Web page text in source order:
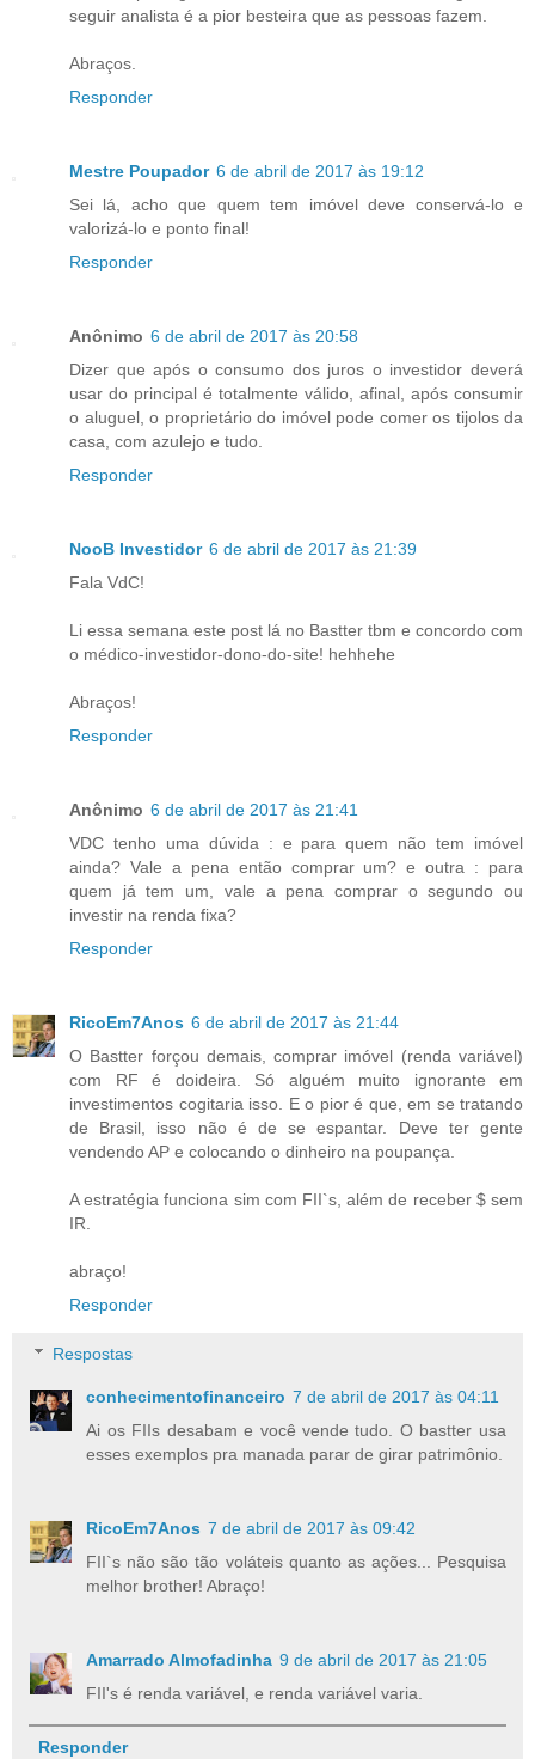
seguir analista é a pior besteira que as pessoas fazem.
Abraços.
Responder
Mestre Poupador 6 de abril de 2017 às 19:12
Sei lá, acho que quem tem imóvel deve conservá-lo e
valorizá-lo e ponto final!
Responder
Anônimo 6 de abril de 2017 às 20:58
Dizer que após o consumo dos juros o investidor deverá
usar do principal é totalmente válido, afinal, após consumir
o aluguel, o proprietário do imóvel pode comer os tijolos da
casa, com azulejo e tudo.
Responder
NooB Investidor 6 de abril de 2017 às 21:39
Fala VdC!
Li essa semana este post lá no Bastter tbm e concordo com
o médico-investidor-dono-do-site! hehhehe
Abraços!
Responder
Anônimo 6 de abril de 2017 às 21:41
VDC tenho uma dúvida : e para quem não tem imóvel
ainda? Vale a pena então comprar um? e outra : para
quem já tem um, vale a pena comprar o segundo ou
investir na renda fixa?
Responder
RicoEm7Anos 6 de abril de 2017 às 21:44
O Bastter forçou demais, comprar imóvel (renda variável)
com RF é doideira. Só alguém muito ignorante em
investimentos cogitaria isso. E o pior é que, em se tratando
de Brasil, isso não é de se espantar. Deve ter gente
vendendo AP e colocando o dinheiro na poupança.
A estratégia funciona sim com FII`s, além de receber $ sem
IR.
abraço!
Responder
Respostas
conhecimentofinanceiro 7 de abril de 2017 às 04:11
Ai os FIIs desabam e você vende tudo. O bastter usa
esses exemplos pra manada parar de girar patrimônio.
RicoEm7Anos 7 de abril de 2017 às 09:42
FII`s não são tão voláteis quanto as ações... Pesquisa
melhor brother! Abraço!
Amarrado Almofadinha 9 de abril de 2017 às 21:05
FII's é renda variável, e renda variável varia.
Responder